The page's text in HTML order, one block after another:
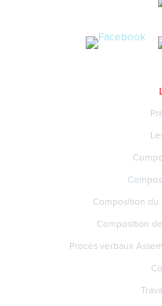
Composition du
Composition
Procès verbaux